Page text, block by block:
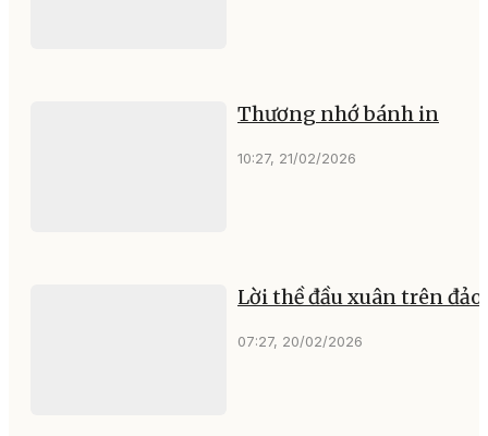
Thương nhớ bánh in
10:27, 21/02/2026
Lời thề đầu xuân trên đảo
07:27, 20/02/2026